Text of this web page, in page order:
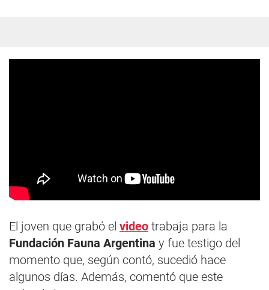
El joven que grabó el video trabaja para la
Fundación Fauna Argentina y fue testigo del
momento que, según contó, sucedió hace
algunos días. Además, comentó que este